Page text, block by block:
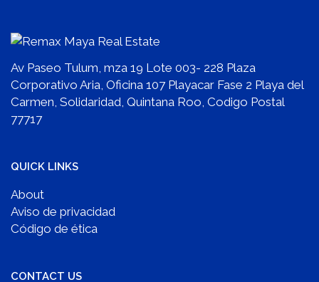
Av Paseo Tulum, mza 19 Lote 003- 228 Plaza
Corporativo Aria, Oficina 107 Playacar Fase 2 Playa del
Carmen, Solidaridad, Quintana Roo, Codigo Postal
77717
QUICK LINKS
About
Aviso de privacidad
Código de ética
CONTACT US